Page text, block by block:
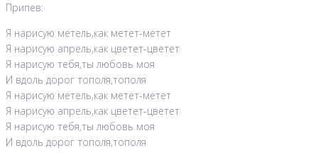
Припев:
Я нарисую метель,как метет-метет
Я нарисую апрель,как цветет-цветет
Я нарисую тебя,ты любовь моя
И вдоль дорог тополя,тополя
Я нарисую метель,как метет-метет
Я нарисую апрель,как цветет-цветет
Я нарисую тебя,ты любовь моя
И вдоль дорог тополя,тополя